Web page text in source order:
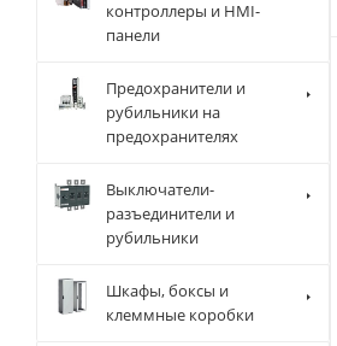
контроллеры и HMI-
панели
Предохранители и
рубильники на
предохранителях
Выключатели-
разъединители и
рубильники
Шкафы, боксы и
клеммные коробки